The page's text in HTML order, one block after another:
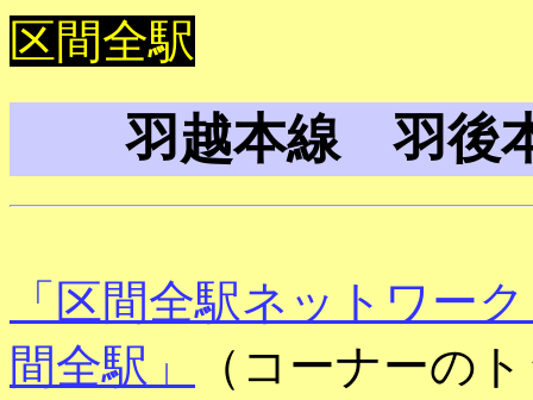
区間全駅
羽越本線 羽後
「区間全駅ネットワー
間全駅」
（コーナーの